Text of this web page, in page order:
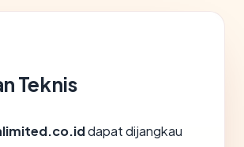
Teknis
dapat dijangkau